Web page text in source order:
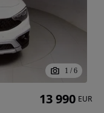
1 / 6
13 990 EUR